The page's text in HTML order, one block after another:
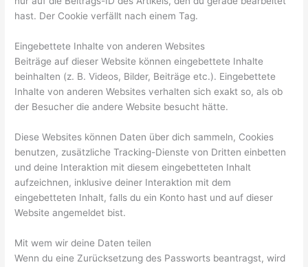
hast. Der Cookie verfällt nach einem Tag.
Eingebettete Inhalte von anderen Websites
Beiträge auf dieser Website können eingebettete Inhalte
beinhalten (z. B. Videos, Bilder, Beiträge etc.). Eingebettete
Inhalte von anderen Websites verhalten sich exakt so, als ob
der Besucher die andere Website besucht hätte.
Diese Websites können Daten über dich sammeln, Cookies
benutzen, zusätzliche Tracking-Dienste von Dritten einbetten
und deine Interaktion mit diesem eingebetteten Inhalt
aufzeichnen, inklusive deiner Interaktion mit dem
eingebetteten Inhalt, falls du ein Konto hast und auf dieser
Website angemeldet bist.
Mit wem wir deine Daten teilen
Wenn du eine Zurücksetzung des Passworts beantragst, wird